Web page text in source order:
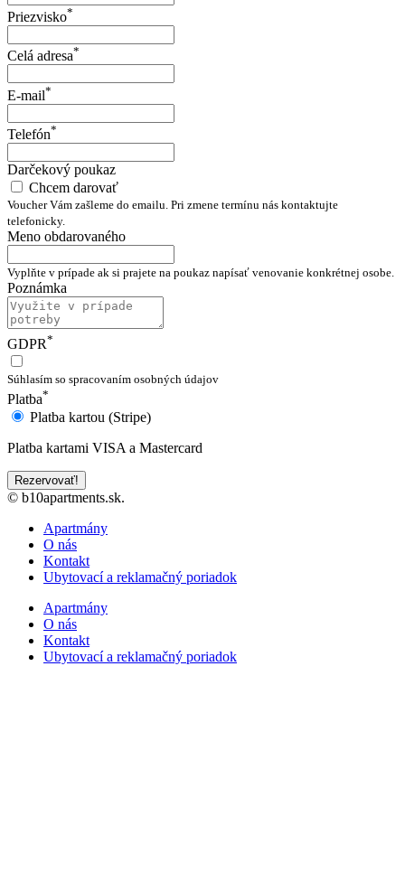
Priezvisko*
Celá adresa*
E-mail*
Telefón*
Darčekový poukaz
Chcem darovať
Voucher Vám zašleme do emailu. Pri zmene termínu nás kontaktujte
telefonicky.
Meno obdarovaného
Vyplňte v prípade ak si prajete na poukaz napísať venovanie konkrétnej osobe.
Poznámka
GDPR*
Súhlasím so spracovaním osobných údajov
Platba*
Platba kartou (Stripe)
Platba kartami VISA a Mastercard
Rezervovať!
© b10apartments.sk.
Apartmány
O nás
Kontakt
Ubytovací a reklamačný poriadok
Apartmány
O nás
Kontakt
Ubytovací a reklamačný poriadok